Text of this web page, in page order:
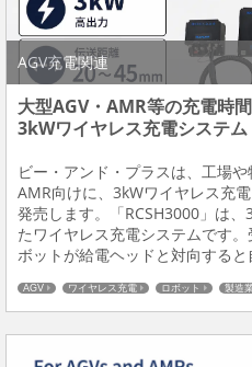
AGV充電関連
大型AGV・AMR等の充電時
3kWワイヤレス充電システ
ビー・アンド・プラスは、工場
AMR向けに、3kWワイヤレス充
発売します。「RCSH3000」は
たワイヤレス充電システムです
ボットが給電ヘッドと対向する
コネクタを抜き差しする作業...
AGV ワイヤレス充電 ロボット 製造